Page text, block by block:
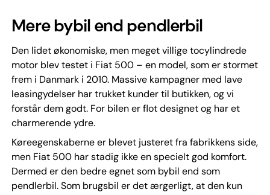
Mere bybil end pendlerbil
Den lidet økonomiske, men meget villige tocylindrede
motor blev testet i Fiat 500 – en model, som er stormet
frem i Danmark i 2010. Massive kampagner med lave
leasingydelser har trukket kunder til butikken, og vi
forstår dem godt. For bilen er flot designet og har et
charmerende ydre.
Køreegenskaberne er blevet justeret fra fabrikkens side,
men Fiat 500 har stadig ikke en specielt god komfort.
Dermed er den bedre egnet som bybil end som
pendlerbil. Som brugsbil er det ærgerligt, at den kun